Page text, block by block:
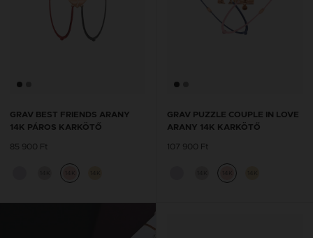
GRAV BEST FRIENDS ARANY
14K PÁROS KARKÖTŐ
85 900 Ft
GRAV PUZZLE COUPLE IN LOVE
ARANY 14K KARKÖTŐ
107 900 Ft